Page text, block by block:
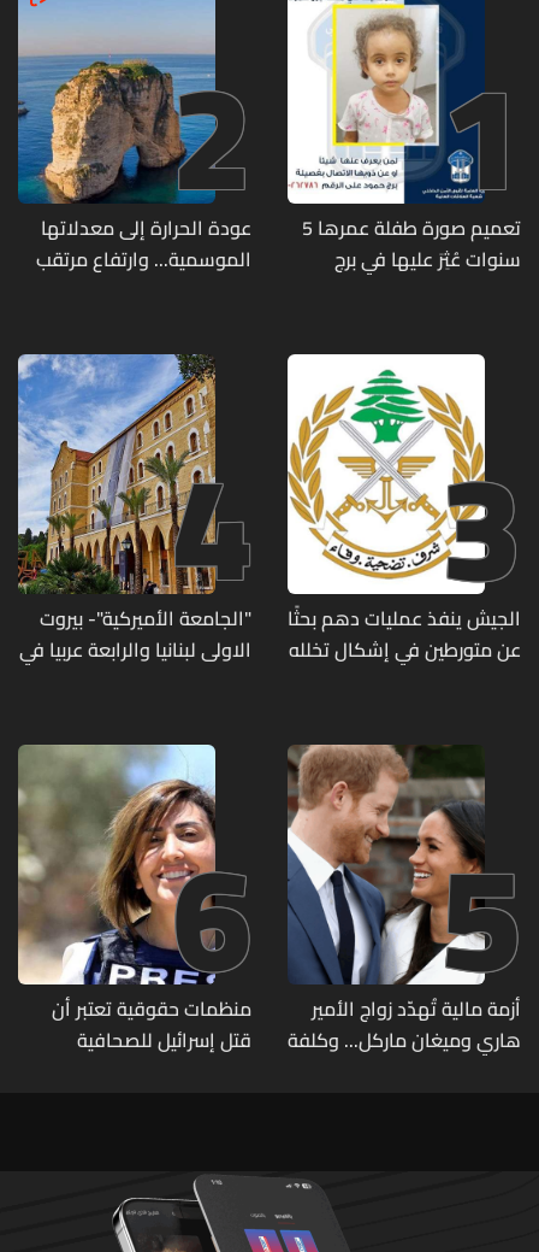
1
تعميم صورة طفلة عمرها 5
سنوات عُثِرَ عليها في برج
2
عودة الحرارة إلى معدلاتها
الموسمية... وارتفاع مرتقب
3
الجيش ينفذ عمليات دهم بحثًا
عن متورطين في إشكال تخلله
مزروعة بالماريجوانا
4
"الجامعة الأميركية"- بيروت
الاولى لبنانيا والرابعة عربيا في
5
أزمة مالية تُهدّد زواج الأمير
هاري وميغان ماركل... وكلفة
6
منظمات حقوقية تعتبر أن
قتل إسرائيل للصحافية